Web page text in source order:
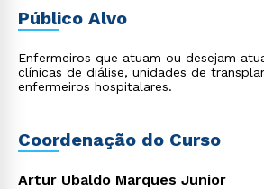
Público Alvo
Enfermeiros que atuam ou desejam
clínicas de diálise, unidades de
enfermeiros hospitalares.
Coordenação do Curso
Artur Ubaldo Marques Junior